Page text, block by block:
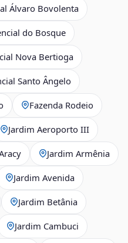
Álvaro Bovolenta
do Bosque
Nova Bertioga
Santo Ângelo
Fazenda Rodeio
Jardim Aeroporto III
Jardim Armênia
Jardim Avenida
Jardim Betânia
Jardim Cambuci